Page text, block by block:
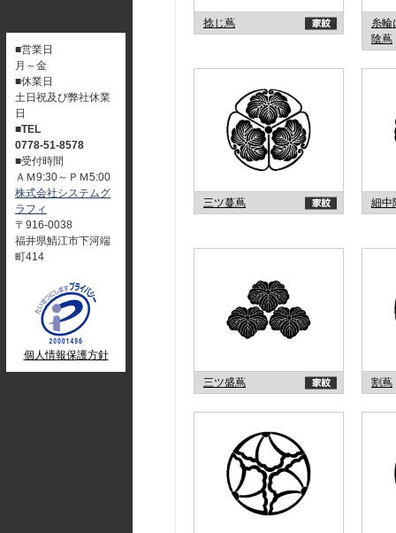
■営業日
月～金
■休業日
土日祝及び弊社休業
日
■TEL
0778-51-8578
■受付時間
ＡＭ9:30～ＰＭ5:00
株式会社システムグ
ラフィ
〒916-0038
福井県鯖江市下河端
町414
個人情報保護方針
捻じ蔦
糸輪
陰蔦
三ツ蔓蔦 細中
三ツ盛蔦 割蔦